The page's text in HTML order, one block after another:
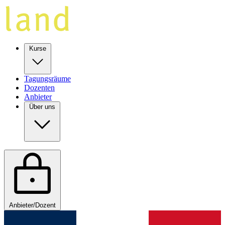
Kurse
Tagungsräume
Dozenten
Anbieter
Über uns
Anbieter/Dozent